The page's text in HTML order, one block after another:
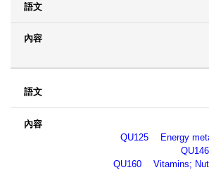
QU125 Energy
QU160 Vitamins;